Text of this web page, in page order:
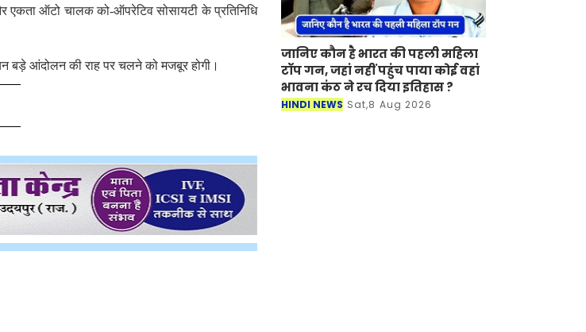
एकता ऑटो चालक को-ऑपरेटिव सोसायटी के प्रतिनिधि
बड़े आंदोलन की राह पर चलने को मजबूर होगी।
जानिए कौन है भारत की पहली महिला
टॉप गन, जहां नहीं पहुंच पाया कोई वहां
भावना कंठ ने रच दिया इतिहास ?
HINDI NEWS Sat,8 Aug 2026